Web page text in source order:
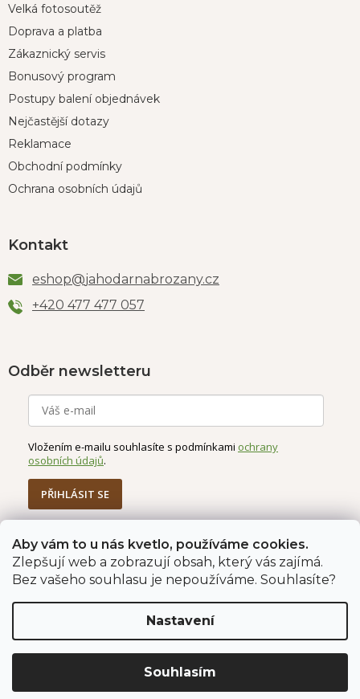
Aby vám to u nás kvetlo, používáme cookies.
Zlepšují web a zobrazují obsah, který vás zajímá.
Bez vašeho souhlasu je nepoužíváme. Souhlasíte?
Nastavení
Souhlasím
Velká fotosoutěž
Doprava a platba
Zákaznický servis
Bonusový program
Postupy balení objednávek
Nejčastější dotazy
Reklamace
Obchodní podmínky
Ochrana osobních údajů
Kontakt
eshop@jahodarnabrozany.cz
+420 477 477 057
Odběr newsletteru
Vložením e-mailu souhlasíte s podmínkami ochrany
osobních údajů.
PŘIHLÁSIT SE
Jahodárna Brozany Obchodní podmínky
Podmínky ochrany údajů
Vytvořil Shoptet Premium
Jahodárna Brozany nad Ohří s.r.o.